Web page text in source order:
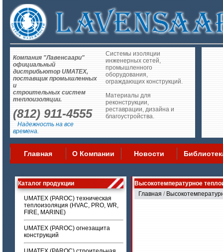
Компания "Лавенсаари"
официальный
дистрибьютор UMATEX,
поставщик промышленных
и
строительных систем
теплоизоляции.
(812) 911-4555
Надежность на все
времена.
Системы изоляции
инженерных сетей,
промышленного
оборудования,
ограждающих конструкций.
Материалы для
реконструкции,
реставрации, дизайна и
благоустройства.
Главная О Компании Новости
Каталог продукции
UMATEX (PAROC) техническая
теплоизоляция (HVAC, PRO, WR,
FIRE, MARINE)
UMATEX (PAROC) огнезащита
конструкций
Высокотемпературное
Главная /